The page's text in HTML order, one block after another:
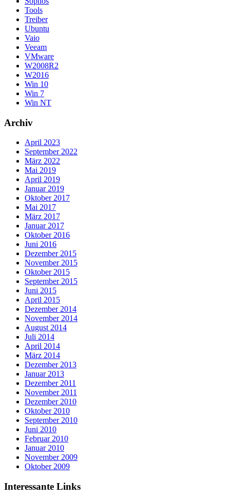
Tools
Treiber
Ubuntu
Vaio
Veeam
VMware
W2008R2
W2016
Win 10
Win 7
Win NT
Archiv
April 2023
September 2022
März 2022
Mai 2019
April 2019
Januar 2019
Oktober 2017
Mai 2017
März 2017
Januar 2017
Oktober 2016
Juni 2016
Dezember 2015
November 2015
Oktober 2015
September 2015
Juni 2015
April 2015
Dezember 2014
November 2014
August 2014
Juli 2014
April 2014
März 2014
Dezember 2013
Januar 2013
Dezember 2011
November 2011
Dezember 2010
Oktober 2010
September 2010
Juni 2010
Februar 2010
Januar 2010
November 2009
Oktober 2009
Interessante Links